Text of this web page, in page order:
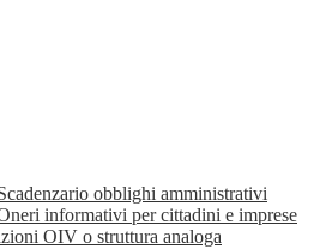
obblighi amministrativi
informativi per cittadini e imprese
OIV o struttura analoga